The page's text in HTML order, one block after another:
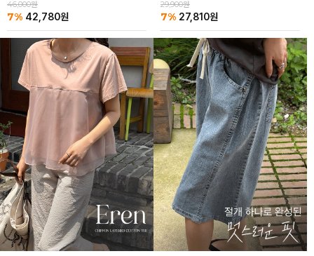
46,000원
7% 42,780원
29,900원
7% 27,810원